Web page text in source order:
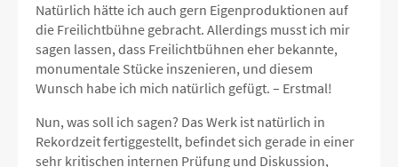
Natürlich hätte ich auch gern Eigenproduktionen auf
die Freilichtbühne gebracht. Allerdings musst ich mir
sagen lassen, dass Freilichtbühnen eher bekannte,
monumentale Stücke inszenieren, und diesem
Wunsch habe ich mich natürlich gefügt. – Erstmal!
Nun, was soll ich sagen? Das Werk ist natürlich in
Rekordzeit fertiggestellt, befindet sich gerade in einer
sehr kritischen internen Prüfung und Diskussion,